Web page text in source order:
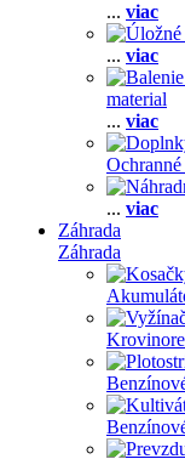
... viac
... viac
material
... viac
... viac
Záhrada
Záhrada